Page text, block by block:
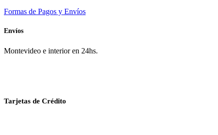
Formas de Pagos y Envíos
Envíos
Montevideo e interior en 24hs.
Tarjetas de Crédito